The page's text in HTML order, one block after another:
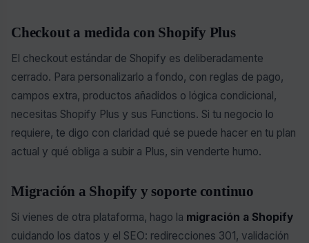
Checkout a medida con Shopify Plus
El checkout estándar de Shopify es deliberadamente
cerrado. Para personalizarlo a fondo, con reglas de pago,
campos extra, productos añadidos o lógica condicional,
necesitas Shopify Plus y sus Functions. Si tu negocio lo
requiere, te digo con claridad qué se puede hacer en tu plan
actual y qué obliga a subir a Plus, sin venderte humo.
Migración a Shopify y soporte continuo
Si vienes de otra plataforma, hago la migración a Shopify
cuidando los datos y el SEO: redirecciones 301, validación